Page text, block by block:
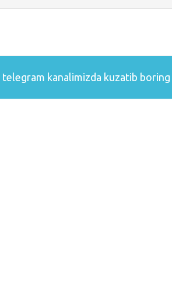
telegram kanalimizda kuzatib boring